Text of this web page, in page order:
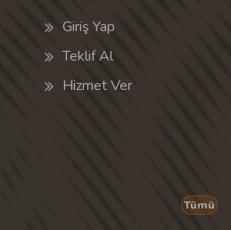
Giriş Yap
Teklif Al
Hizmet Ver
Tümü